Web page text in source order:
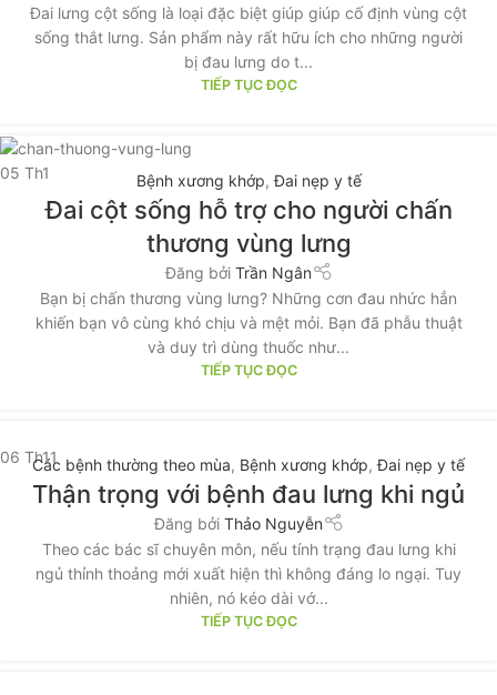
Đai lưng cột sống là loại đặc biệt giúp giúp cố định vùng cột
sống thắt lưng. Sản phẩm này rất hữu ích cho những người
bị đau lưng do t...
TIẾP TỤC ĐỌC
05 Th1 Bệnh xương khớp,Đai nẹp y tế
Đai cột sống hỗ trợ cho người chấn
thương vùng lưng
Đăng bởi Trần Ngân
Bạn bị chấn thương vùng lưng? Những cơn đau nhức hẳn
khiến bạn vô cùng khó chịu và mệt mỏi. Bạn đã phẫu thuật
và duy trì dùng thuốc như...
TIẾP TỤC ĐỌC
06 Th11
Các bệnh thường theo mùa, Bệnh xương khớp,Đai nẹp y tế
Thận trọng với bệnh đau lưng khi ngủ
Đăng bởi Thảo Nguyễn
Theo các bác sĩ chuyên môn, nếu tính trạng đau lưng khi
ngủ thỉnh thoảng mới xuất hiện thì không đáng lo ngại. Tuy
nhiên, nó kéo dài vớ...
TIẾP TỤC ĐỌC